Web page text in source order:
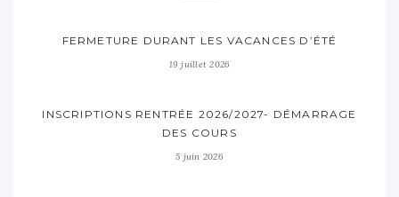
FERMETURE DURANT LES VACANCES D’ÉTÉ
19 juillet 2026
INSCRIPTIONS RENTRÉE 2026/2027- DÉMARRAGE
DES COURS
5 juin 2026